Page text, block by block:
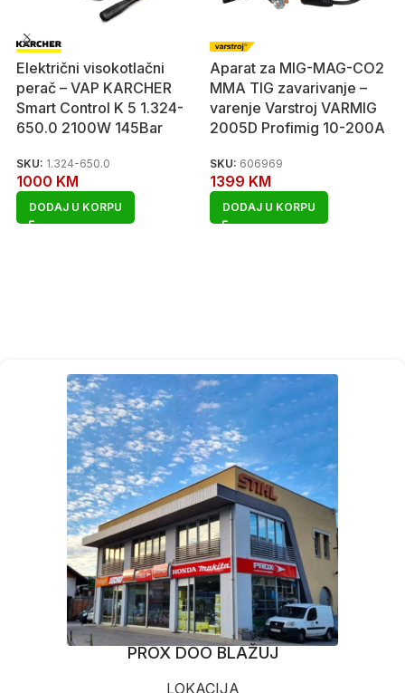
Električni visokotlačni
perač – VAP KARCHER
Smart Control K 5 1.324-
650.0 2100W 145Bar
SKU: 1.324-650.0
1000 KM
DODAJ U KORPU
Aparat za MIG-MAG-CO2
MMA TIG zavarivanje –
varenje Varstroj VARMIG
2005D Profimig 10-200A
SKU: 606969
1399 KM
DODAJ U KORPU
PROX DOO BLAŽUJ
LOKACIJA